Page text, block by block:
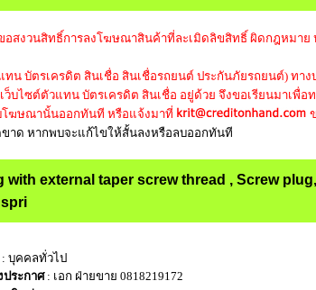
อสงวนสิทธิ์การลงโฆษณาสินค้าที่ละเมิดลิขสิทธิ์ ผิดกฎหมาย
น บัตรเครดิต สินเชื่อ สินเชื่อรถยนต์ ประกันภัยรถยนต์) ทา
ไซต์ตัวแทน บัตรเครดิต สินเชื่อ อยู่ด้วย จึงขอเรียนมาเพื่อ
ฆษณานั้นออกทันที หรือแจ้งมาที่
ดขาด หากพบจะแก้ไขให้สั้นลงหรือลบออกทันที
external taper screw thread , Screw plug,
: บุคคลทั่วไป
ประกาศ: เอก ฝ่ายขาย 0818219172